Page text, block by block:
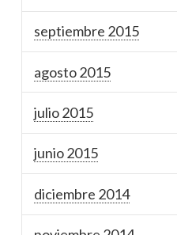
septiembre 2015
agosto 2015
julio 2015
junio 2015
diciembre 2014